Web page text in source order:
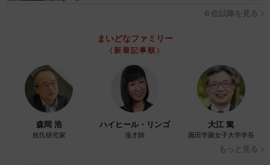
そうな雰囲気”が主な声に。
また、櫻坂46よりも入りたいと考えている男子高生が多か
ったことから、「見ていてカッコいいアイドル」よりも
「見ていて笑顔になるアイドル」のほうが男子受けは良い
ということも明らかになった調査となりました。
「櫻坂46」を選んだ男子高生からは、「3つのなかでいちば
んカッコいい」と、女子高生と同じく“かっこよさ”に惹かれ
６位以降を見る
まいどなファミリー
（新着記事順）
森岡 浩
姓氏研究家
ハイヒール・リンゴ
漫才師
大江 篤
園田学園女子大学学長
もっと見る